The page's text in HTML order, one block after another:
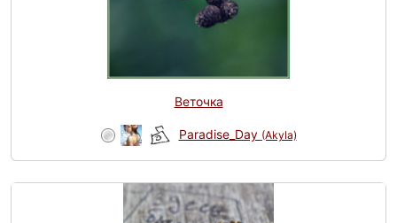
Веточка
Paradise_Day (Akyla)